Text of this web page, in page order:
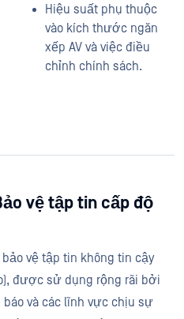
Hiệu suất phụ thuộc
vào kích thước ngăn
xếp AV và việc điều
chỉnh chính sách.
vệ tập tin cấp độ
vệ tập tin không tin cậy
được sử dụng rộng rãi bởi
và các lĩnh vực chịu sự